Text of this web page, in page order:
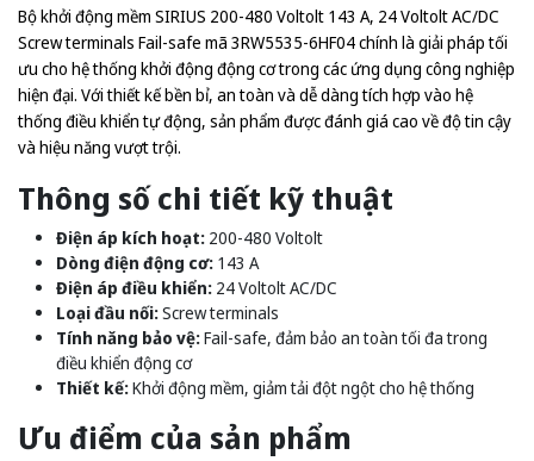
Bộ khởi động mềm SIRIUS 200-480 Voltolt 143 A, 24 Voltolt AC/DC
Screw terminals Fail-safe mã 3RW5535-6HF04 chính là giải pháp tối
ưu cho hệ thống khởi động động cơ trong các ứng dụng công nghiệp
hiện đại. Với thiết kế bền bỉ, an toàn và dễ dàng tích hợp vào hệ
thống điều khiển tự động, sản phẩm được đánh giá cao về độ tin cậy
và hiệu năng vượt trội.
Thông số chi tiết kỹ thuật
Điện áp kích hoạt: 200-480 Voltolt
Dòng điện động cơ: 143 A
Điện áp điều khiển: 24 Voltolt AC/DC
Loại đầu nối:Screw terminals
Tính năng bảo vệ:Fail-safe, đảm bảo an toàn tối đa trong
điều khiển động cơ
Thiết kế:Khởi động mềm, giảm tải đột ngột cho hệ thống
Ưu điểm của sản phẩm